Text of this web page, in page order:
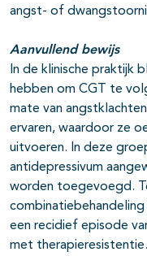
angst- of
Aanvullend bewijs
In de klinische praktijk
hebben om CGT te
mate van
ervaren, waardoor ze
uitvoeren. In deze
antidepressivum
worden toegevoegd.
combinatiebehandeling
een recidief episode
met therapieresistentie.